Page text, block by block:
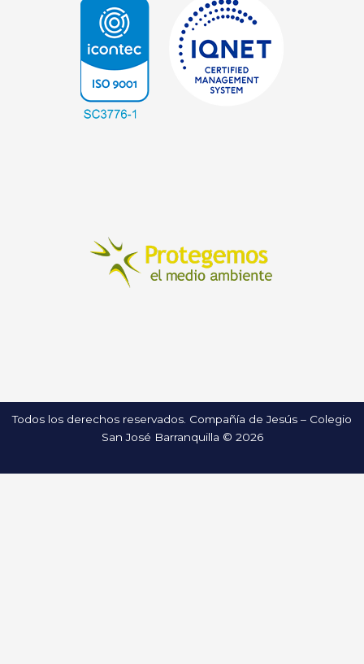
Todos los derechos reservados. Compañía de Jesús – Colegio
San José Barranquilla © 2026